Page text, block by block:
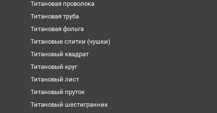
Титановая проволока
Титановая труба
Титановая фольга
Титановые слитки (чушки)
Титановый квадрат
Титановый круг
Титановый лист
Титановый пруток
Титановый шестигранник